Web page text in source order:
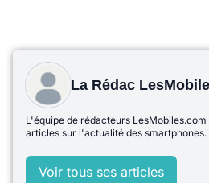
La Rédac
L'équipe de rédacteurs
articles sur l'actualité des smartphones.
Voir tous ses articles